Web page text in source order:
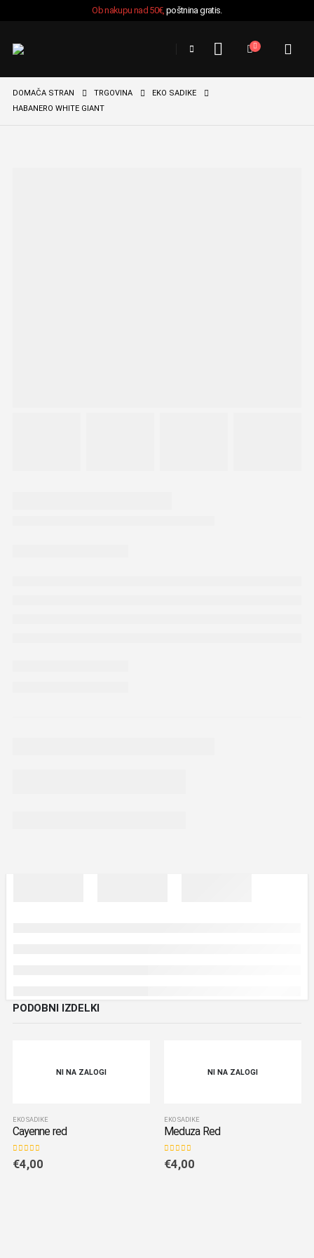
Ob nakupu nad 50€,poštnina gratis.
DOMAČA STRAN TRGOVINA
EKO SADIKE
HABANERO WHITE GIANT
PODOBNI IZDELKI
NI NA ZALOGI
EKO SADIKE
Cayenne red
0out of 5
€4,00
NI NA ZALOGI
EKO SADIKE
Meduza Red
0out of 5
€4,00